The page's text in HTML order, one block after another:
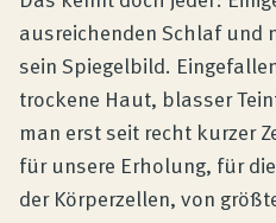
ausreichenden Schlaf und
sein Spiegelbild.
trockene Haut, blasser
man erst seit recht kurzer
für unsere Erholung, für
der Körperzellen, von